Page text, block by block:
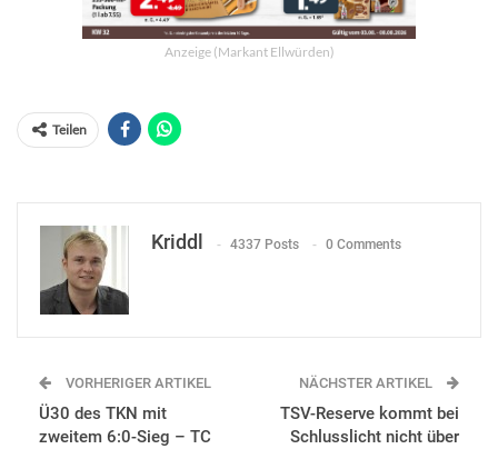
Anzeige (Markant Ellwürden)
Teilen
Kriddl 4337 Posts 0 Comments
VORHERIGER ARTIKEL
Ü30 des TKN mit
zweitem 6:0-Sieg – TC
NÄCHSTER ARTIKEL
TSV-Reserve kommt bei
Schlusslicht nicht über